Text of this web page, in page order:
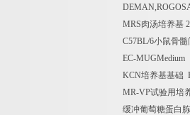
MRS肉汤培养基
C57BL/6小鼠骨
EC-MUGMedium
KCN培养基基础
MR-VP试验用培
缓冲葡萄糖蛋白